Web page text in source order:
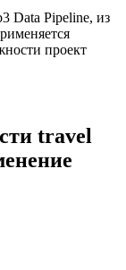
Data Pipeline, из
проект
travel